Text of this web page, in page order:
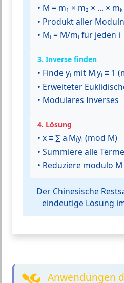
• M = m₁ × m₂ × ... × mₖ
• Produkt aller Moduln
• Mᵢ = M/mᵢ für jeden i
3. Inverse finden
• Finde yᵢ mit Mᵢyᵢ ≡ 1
• Erweiteter
• Modulares Inverses
4. Lösung
• x ≡ ∑ aᵢMᵢyᵢ (mod M)
• Summiere alle Terme
• Reduziere modulo M
Der Chinesische
eindeutige Lösung
Anwendungen